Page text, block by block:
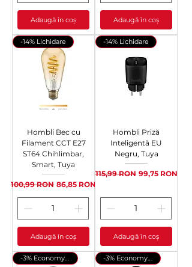
Adaugă în coș Adaugă în coș
-14% Lichidare
Hombli Bec cu
Filament CCT E27
ST64 Chihlimbar,
Smart, Tuya
Preț normal
100,99 RON Preț redus
86,85 RON
Adaugă în coș
-14% Lichidare
Hombli Priză
Inteligentă EU
Negru, Tuya
Preț normal
115,99 RON Preț redus
99,75 RON
Adaugă în coș
-3% Economy Pack -3% Economy Pack